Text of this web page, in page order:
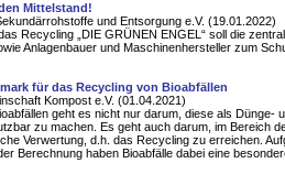
Mittelstand!
und Entsorgung e.V. (19.01.2022)
Recycling „DIE GRÜNEN ENGEL“ soll die
Anlagenbauer und Maschinenhersteller zum
für das Recycling von Bioabfällen
Kompost e.V. (01.04.2021)
geht es nicht nur darum, diese als Dünge-
zu machen. Es geht auch darum, im Bereich
Verwertung, d.h. das Recycling zu erreichen.
Berechnung haben Bioabfälle dabei eine